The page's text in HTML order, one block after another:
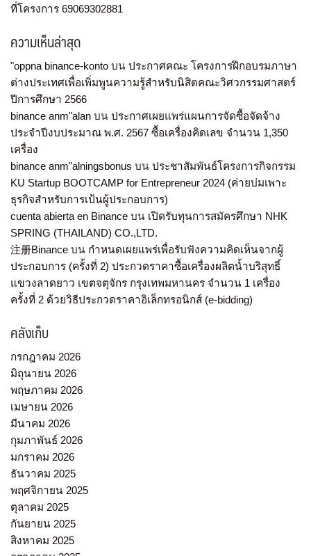
ที่โครงการ 69069302881
ความเห็นล่าสุด
"oppna binance-konto บน ประกาศคณะ โครงการฝึกอบรมภาษา
ต่างประเทศเพื่อเพิ่มพูนความรู้สำหรับนิสิตคณะวิศวกรรมศาสตร์
ปีการศึกษา 2566
binance anm"alan บน ประกาศเผยแพร่แผนการจัดซื้อจัดจ้าง
ประจำปีงบประมาณ พ.ศ. 2567 ซื้อเครื่องคิดเลข จำนวน 1,350
เครื่อง
binance anm"alningsbonus บน ประชาสัมพันธ์โครงการกิจกรรม
KU Startup BOOTCAMP for Entrepreneur 2024 (ค่ายบ่มเพาะ
ธุรกิจสำหรับการเป้นผู้ประกอบการ)
cuenta abierta en Binance บน เปิดรับทุนการสมัครศึกษา NHK
SPRING (THAILAND) CO.,LTD.
注册Binance บน กำหนดเผยแพร่เพื่อรับฟังความคิดเห็นจากผู้
ประกอบการ (ครั้งที่ 2) ประกวดราคาซื้อเครื่องผลิตน้ำบริสุทธิ์
แขวงลาดยาว เขตจตุจักร กรุงเทพมหานคร จำนวน 1 เครื่อง
ครั้งที่ 2 ด้วยวิธีประกวดราคาอิเล็กทรอนิกส์ (e-bidding)
คลังเก็บ
กรกฎาคม 2026
มิถุนายน 2026
พฤษภาคม 2026
เมษายน 2026
มีนาคม 2026
กุมภาพันธ์ 2026
มกราคม 2026
ธันวาคม 2025
พฤศจิกายน 2025
ตุลาคม 2025
กันยายน 2025
สิงหาคม 2025